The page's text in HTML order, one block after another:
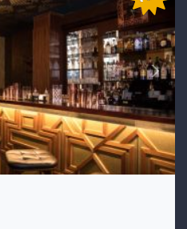
Suivant